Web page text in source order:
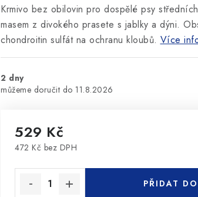
Krmivo bez obilovin pro dospělé psy
masem z divokého prasete s jablky a dýni.
chondroitin sulfát na ochranu kloubů. Více
2 dny
11.8.2026
529 Kč
472 Kč bez DPH
PŘIDAT